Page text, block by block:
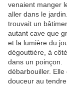
venaient manger
aller dans le
trouvait un
autant cave que
et la lumière du
dégouttière, à
dans un poinçon.
débarbouiller. Elle
douceur au